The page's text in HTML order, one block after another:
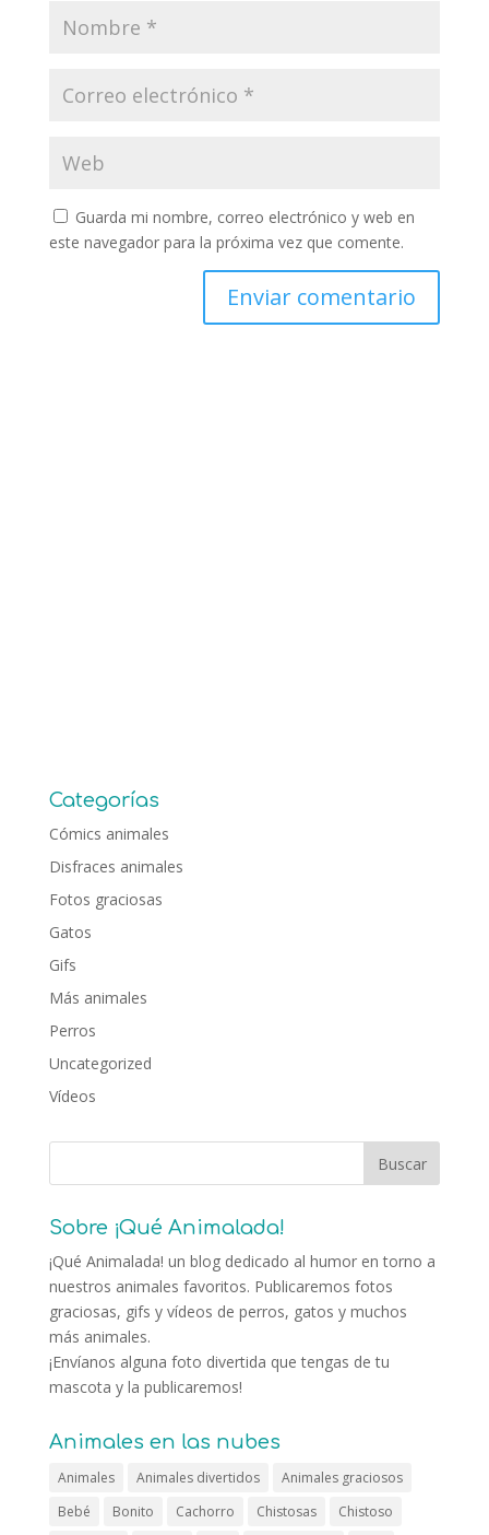
Guarda mi nombre, correo electrónico y web en
este navegador para la próxima vez que comente.
Categorías
Cómics animales
Disfraces animales
Fotos graciosas
Gatos
Gifs
Más animales
Perros
Uncategorized
Vídeos
Sobre ¡Qué Animalada!
¡Qué Animalada! un blog dedicado al humor en torno a
nuestros animales favoritos. Publicaremos fotos
graciosas, gifs y vídeos de perros, gatos y muchos
más animales.
¡Envíanos alguna foto divertida que tengas de tu
mascota y la publicaremos!
Animales en las nubes
Animales Animales divertidos
Animales graciosos
Bebé
Bonito Cachorro Chistosas
Chistoso